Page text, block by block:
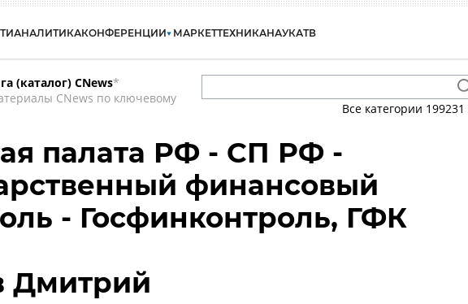
АНАЛИТИКАКОНФЕРЕНЦИИ МАРКЕТТЕХНИКАНАУКАТВ
(каталог) CNews*
CNews по ключевому
Все категории 199231
палата РФ - СП РФ -
финансовый
- Госфинконтроль, ГФК
Дмитрий